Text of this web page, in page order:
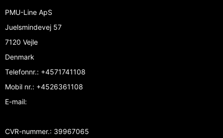
PMU-Line ApS
Juelsmindevej 57
7120 Vejle
Denmark
Telefonnr.: +4571741108
Mobil nr.: +4526361108
E-mail:
CVR-nummer.: 39967065